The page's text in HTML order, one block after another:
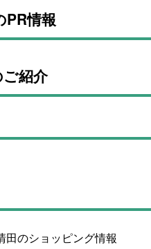
PR情報
紹介
田のショッピング情報